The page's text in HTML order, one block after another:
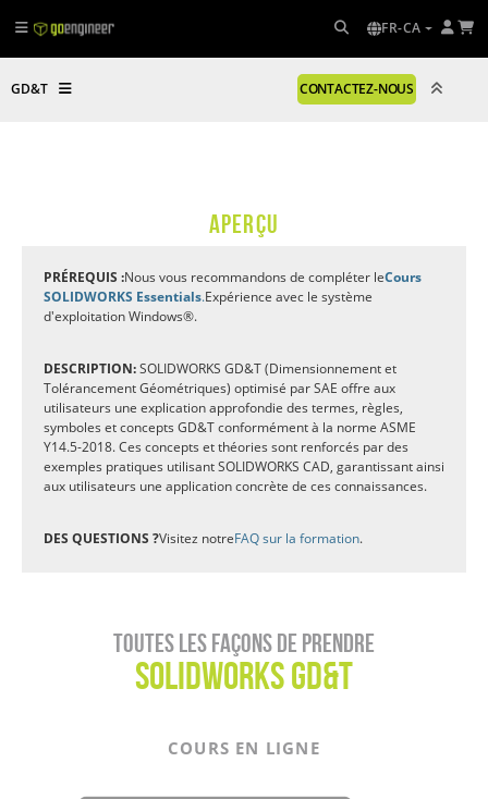
FR-CA
GD&T CONTACTEZ-NOUS
APERÇU
PRÉREQUIS :Nous vous recommandons de compléter leCours
SOLIDWORKS Essentials.Expérience avec le système
d'exploitation Windows®.
DESCRIPTION:SOLIDWORKS GD&T (Dimensionnement et
Tolérancement Géométriques) optimisé par SAE offre aux
utilisateurs une explication approfondie des termes, règles,
symboles et concepts GD&T conformément à la norme ASME
Y14.5-2018. Ces concepts et théories sont renforcés par des
exemples pratiques utilisant SOLIDWORKS CAD, garantissant ainsi
aux utilisateurs une application concrète de ces connaissances.
DES QUESTIONS ?Visitez notreFAQ sur la formation.
Toutes les façons de prendre
SOLIDWORKS GD&T
COURS EN LIGNE